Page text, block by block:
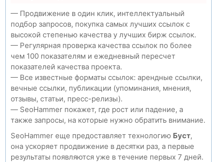
— Продвижение в один клик, интеллектуальный
подбор запросов, покупка самых лучших ссылок с
высокой степенью качества у лучших бирж ссылок.
— Регулярная проверка качества ссылок по более
чем 100 показателям и ежедневный пересчет
показателей качества проекта.
— Все известные форматы ссылок: арендные ссылки,
вечные ссылки, публикации (упоминания, мнения,
отзывы, статьи, пресс-релизы).
— SeoHammer покажет, где рост или падение, а
также запросы, на которые нужно обратить внимание.
SeoHammer еще предоставляет технологию Буст,
она ускоряет продвижение в десятки раз, а первые
результаты появляются уже в течение первых 7 дней.